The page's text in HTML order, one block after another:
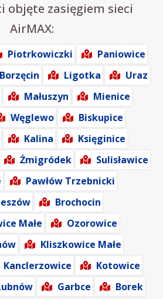
objęte zasięgiem sieci
AirMAX:
Piotrkowiczki
Paniowice
Borzęcin Ligotka
Uraz
Małuszyn
Mienice
Węglewo
Biskupice
Kalina
Księginice
Żmigródek
Sulisławice
Pawłów Trzebnicki
Brochocin
Małe
Ozorowice
Kliszkowice Małe
Kanclerzowice
Kotowice
Garbce
Borek